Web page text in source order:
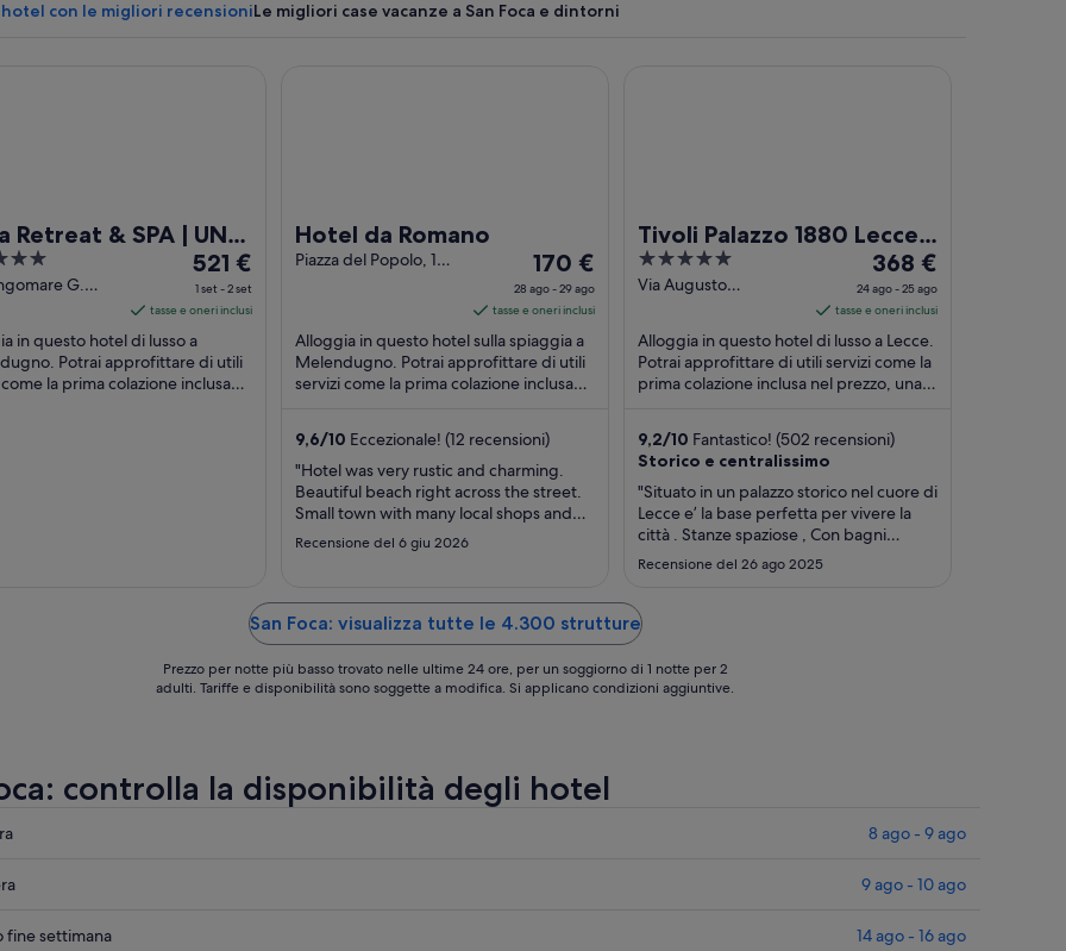
hotel con le migliori recensioniLe migliori case vacanze a San Foca e dintorni
Retreat & SPA | UNA
G.
Il
prezzo
è
521 €
a
notte
521 €
1 set - 2 set
tasse e oneri inclusi
in questo hotel di lusso a
Potrai approfittare di utili
la prima colazione inclusa
Hotel da Romano
Piazza del Popolo, 1
Il
prezzo
è
170 €
a
notte
periodo
28
ago
-
170 €
28 ago - 29 ago
tasse e oneri inclusi
Alloggia in questo hotel sulla spiaggia a
Melendugno. Potrai approfittare di utili
servizi come la prima colazione inclusa
9,6/10 Eccezionale! (12 recensioni)
"Hotel was very rustic and charming.
Beautiful beach right across the street.
Small town with many local shops and
restaurants. The staff were incredibly
friendly and helpful. Thank you Luca and
love to come back some day soon."
Recensione del 6 giu 2026
Tivoli Palazzo 1880 Lecce
Hotel
5
out
5
Via Augusto
Il
prezzo
è
368 €
a
notte
periodo
ago
-
25
368 €
24 ago - 25 ago
tasse e oneri inclusi
Alloggia in questo hotel di lusso a Lecce.
Potrai approfittare di utili servizi come la
prima colazione inclusa nel prezzo, una
9,2/10 Fantastico! (502 recensioni)
Storico e centralissimo
"Situato in un palazzo storico nel cuore di
Lecce e’ la base perfetta per vivere la
città . Stanze spaziose , Con bagni
enormi servizio eccellente ottimo bistrot
al roof top con eccellente American bar.
qualità , ma non per ampiezza di scelta .
Nelle suite, ..."
Recensione del 26 ago 2025
San Foca: visualizza tutte le 4.300 strutture
Prezzo per notte più basso trovato nelle ultime 24 ore, per un soggiorno di 1 notte per 2
adulti. Tariffe e disponibilità sono soggette a modifica. Si applicano condizioni aggiuntive.
controlla la disponibilità degli hotel
8 ago - 9 ago
9 ago - 10 ago
fine settimana 14 ago - 16 ago